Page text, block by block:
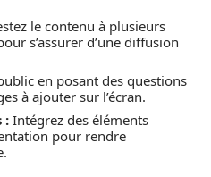
le contenu à plusieurs
s’assurer d’une diffusion
en posant des questions
à ajouter sur l’écran.
: Intégrez des éléments
pour rendre